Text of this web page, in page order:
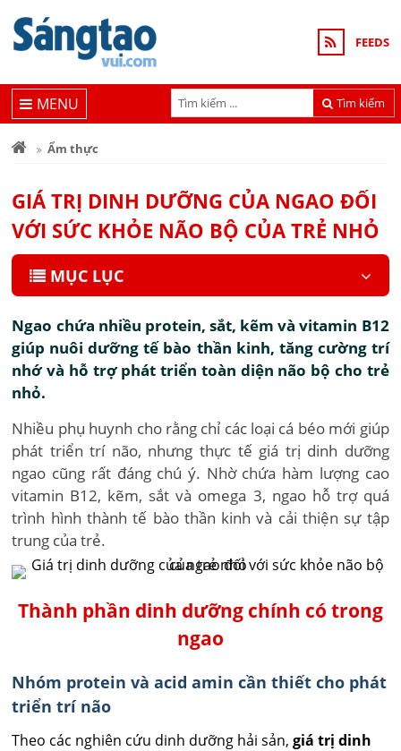
FEEDS
Tìm kiếm
MENU
Ẩm thực
GIÁ TRỊ DINH DƯỠNG CỦA NGAO ĐỐI
VỚI SỨC KHỎE NÃO BỘ CỦA TRẺ NHỎ
MỤC LỤC
Ngao chứa nhiều protein, sắt, kẽm và vitamin B12
giúp nuôi dưỡng tế bào thần kinh, tăng cường trí
nhớ và hỗ trợ phát triển toàn diện não bộ cho trẻ
nhỏ.
Nhiều phụ huynh cho rằng chỉ các loại cá béo mới giúp
phát triển trí não, nhưng thực tế giá trị dinh dưỡng
ngao cũng rất đáng chú ý. Nhờ chứa hàm lượng cao
vitamin B12, kẽm, sắt và omega 3, ngao hỗ trợ quá
trình hình thành tế bào thần kinh và cải thiện sự tập
trung của trẻ.
Thành phần dinh dưỡng chính có trong
ngao
Nhóm protein và acid amin cần thiết cho phát
triển trí não
Theo các nghiên cứu dinh dưỡng hải sản,giá trị dinh